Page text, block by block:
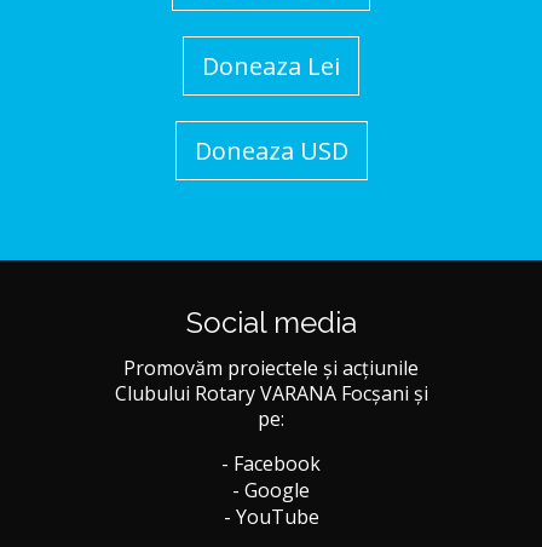
Doneaza Lei
Doneaza USD
Social media
Promovăm proiectele și acțiunile
Clubului Rotary VARANA Focșani și
pe:
- Facebook
- Google
- YouTube